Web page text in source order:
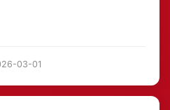
03-01